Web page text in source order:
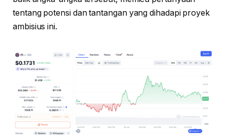
tentang potensi dan tantangan yang dihadapi proyek
ambisius ini.